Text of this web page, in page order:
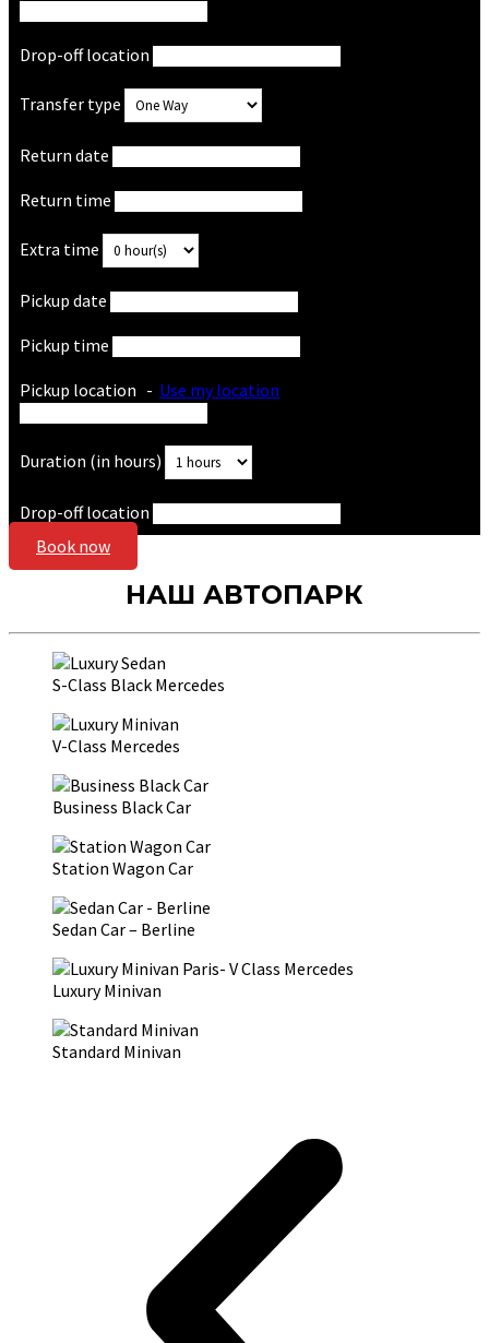
Drop-off location
Transfer type
Return date
Return time
Extra time
Pickup date
Pickup time
Pickup location - Use my location
Duration (in hours)
Drop-off location
Book now
НАШ АВТОПАРК
S-Class Black Mercedes
V-Class Mercedes
Business Black Car
Station Wagon Car
Sedan Car – Berline
Luxury Minivan
Standard Minivan